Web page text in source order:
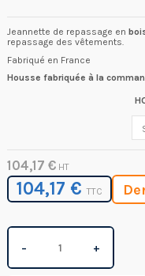
Jeannette de repassage en
repassage des vêtements.
Fabriqué en France
Housse fabriquée à la
104,17 € HT
104,17 €TTC
− +